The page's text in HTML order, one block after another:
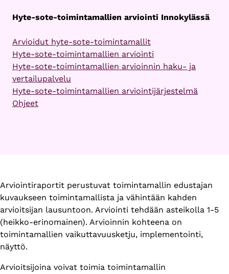
Hyte-sote-toimintamallien arviointi Innokylässä
Arvioidut hyte-sote-toimintamallit
Hyte-sote-toimintamallien arviointi
Hyte-sote-toimintamallien arvioinnin haku- ja
vertailupalvelu
Hyte-sote-toimintamallien arviointijärjestelmä
Ohjeet
Arviointiraportit perustuvat toimintamallin edustajan
kuvaukseen toimintamallista ja vähintään kahden
arvioitsijan lausuntoon. Arviointi tehdään asteikolla 1-5
(heikko-erinomainen). Arvioinnin kohteena on
toimintamallien vaikuttavuusketju, implementointi,
näyttö.
Arvioitsijoina voivat toimia toimintamallin